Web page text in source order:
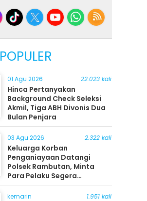
POPULER
01 Agu 2026 22.023 kali
Hinca Pertanyakan
Background Check Seleksi
Akmil, Tiga ABH Divonis Dua
Bulan Penjara
03 Agu 2026 2.322 kali
Keluarga Korban
Penganiayaan Datangi
Polsek Rambutan, Minta
Para Pelaku Segera
Ditangkap
kemarin 1.951 kali